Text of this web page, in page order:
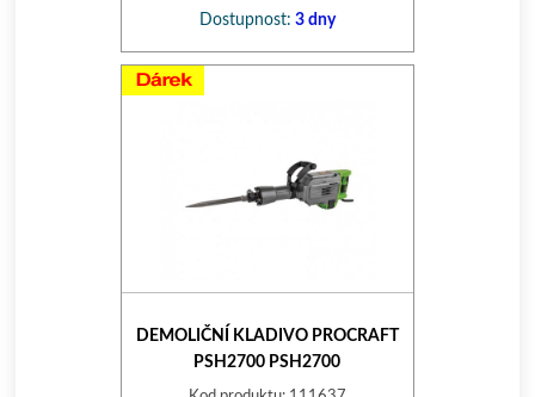
Dostupnost: 3 dny
DEMOLIČNÍ KLADIVO PROCRAFT
PSH2700 PSH2700